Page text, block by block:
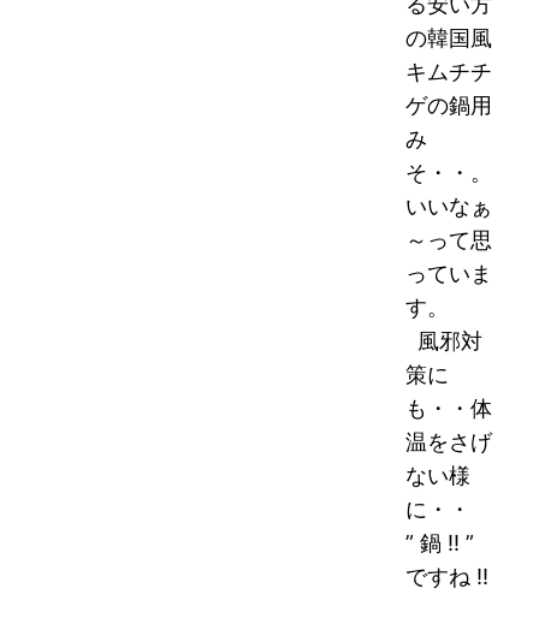
の韓国風
キムチチ
ゲの鍋用
み
そ・・。
いいなぁ
～って思
っていま
す。
風邪対
策に
も・・体
温をさげ
ない様
に・・
” 鍋 !! ”
ですね !!